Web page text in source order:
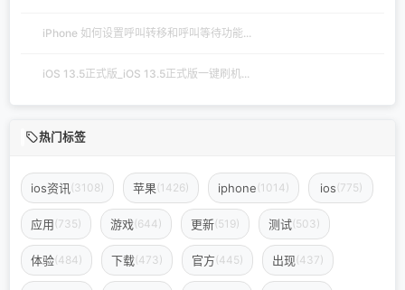
iPhone 如何设置呼叫转移和呼叫等待功能...
iOS 13.5正式版_iOS 13.5正式版一键刷机...
热门标签
ios资讯 (3108) 苹果(1426) iphone(1014) ios(775)
应用(735) 游戏(644) 更新(519) 测试(503)
体验(484) 下载(473) 官方(445) 出现(437)